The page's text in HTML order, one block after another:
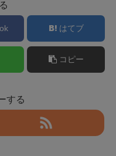
はてブ
コピー
する